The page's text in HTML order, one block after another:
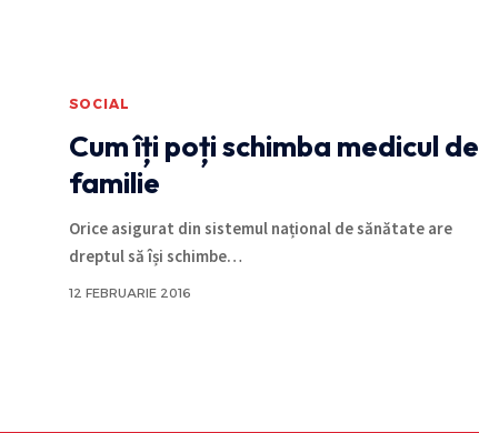
SOCIAL
Cum îți poți schimba medicul de
familie
Orice asigurat din sistemul național de sănătate are
dreptul să își schimbe…
12 FEBRUARIE 2016